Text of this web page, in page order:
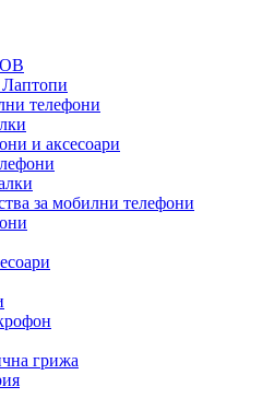
телефони
и аксесоари
за мобилни телефони
грижа